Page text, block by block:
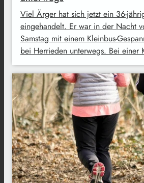
Viel Ärger hat sich jetzt ein 36-
eingehandelt. Er war in der Nacht
Samstag mit einem Kleinbus-
bei Herrieden unterwegs. Bei